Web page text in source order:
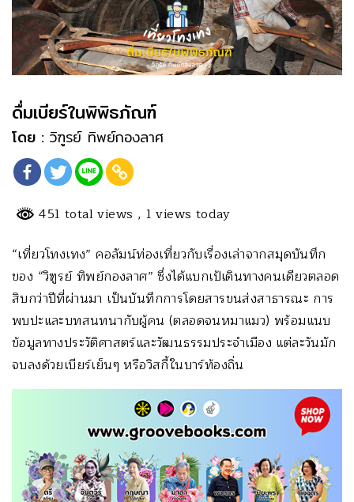
ดื่มเบียร์ในพิพิธภัณฑ์
โดย : วิฑูรย์ ทิพย์กองลาศ
451 total views , 1 views today
“เที่ยวโทงเทง” คอลัมน์ท่องเที่ยวกับเรื่องเล่าจากสมุดบันทึก
ของ “วิฑูรย์ ทิพย์กองลาศ” ซึ่งได้แบกเป้เดินทางคนเดียวตลอด
สิบกว่าปีที่ผ่านมา เป็นบันทึกการโดยสารขนส่งสาธารณะ การ
พบปะและบทสนทนากับผู้คน (ตลอดจนหมาแมว) พร้อมแนบ
ข้อมูลทางประวัติศาสตร์และวัฒนธรรมประจำเมือง แต่ละวันมัก
จบลงด้วยเบียร์เย็นๆ หรือวิสกี้ในบาร์ท้องถิ่น